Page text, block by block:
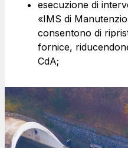
esecuzione di
«IMS di
consentono di
fornice,
CdA;